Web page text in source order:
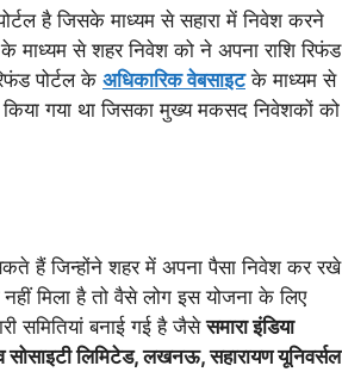
है जिसके माध्यम से सहारा में निवेश करने
माध्यम से शहर निवेश को ने अपना राशि रिफंड
पोर्टल के अधिकारिक वेबसाइटके माध्यम से
गया था जिसका मुख्य मकसद निवेशकों को
हैं जिन्होंने शहर में अपना पैसा निवेश कर रखे
मिला है तो वैसे लोग इस योजना के लिए
समितियां बनाई गई है जैसेसमारा इंडिया
लिमिटेड, लखनऊ, सहारायण यूनिवर्सल